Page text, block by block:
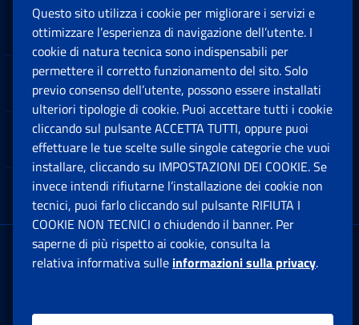
Sedi e Contatti
Software
Note Legali
App mobile
Sede Legale : Via Ciro il Grande, 21
00144 Roma
Questo sito utilizza i cookie per migliorare i servizi e
ottimizzare l’esperienza di navigazione dell’utente. I
cookie di natura tecnica sono indispensabili per
permettere il corretto funzionamento del sito. Solo
previo consenso dell’utente, possono essere installati
ulteriori tipologie di cookie. Puoi accettare tutti i cookie
cliccando sul pulsante ACCETTA TUTTI, oppure puoi
effettuare le tue scelte sulle singole categorie che vuoi
installare, cliccando su IMPOSTAZIONI DEI COOKIE. Se
invece intendi rifiutarne l’installazione dei cookie non
tecnici, puoi farlo cliccando sul pulsante RIFIUTA I
COOKIE NON TECNICI o chiudendo il banner. Per
saperne di più rispetto ai cookie, consulta la
relativa informativa sulle informazioni sulla privacy.